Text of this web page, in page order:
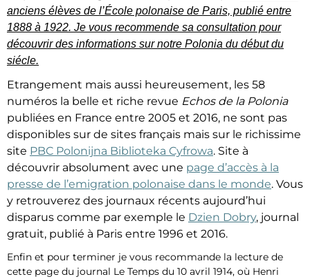
anciens élèves de l’École polonaise de Paris, publié entre
1888 à 1922. Je vous recommende sa consultation pour
découvrir des informations sur notre Polonia du début du
siécle.
Etrangement mais aussi heureusement, les 58
numéros la belle et riche revue Echos de la Polonia
publiées en France entre 2005 et 2016, ne sont pas
disponibles sur de sites français mais sur le richissime
site PBC Polonijna Biblioteka Cyfrowa. Site à
découvrir absolument avec une page d’accès à la
presse de l’emigration polonaise dans le monde. Vous
y retrouverez des journaux récents aujourd’hui
disparus comme par exemple le Dzien Dobry, journal
gratuit, publié à Paris entre 1996 et 2016.
Enfin et pour terminer je vous recommande la lecture de
cette page du journal Le Temps du 10 avril 1914, où Henri